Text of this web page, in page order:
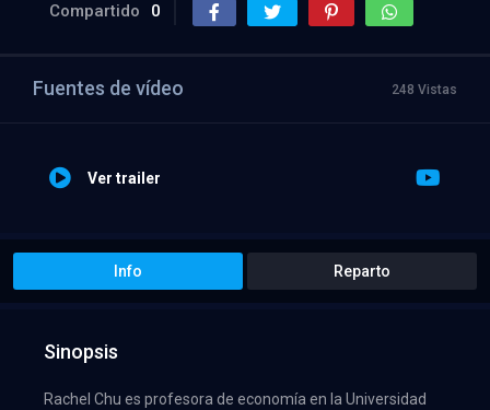
Compartido 0
Fuentes de vídeo 248 Vistas
Ver trailer
Info Reparto
Sinopsis
Rachel Chu es profesora de economía en la Universidad